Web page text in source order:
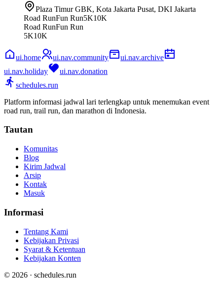
Plaza Timur GBK, Kota Jakarta Pusat, DKI Jakarta
Road RunFun Run5K10K
Road RunFun Run
5K10K
ui.home ui.nav.community
ui.nav.archive
ui.nav.holiday
ui.nav.donation
schedules.run
Platform informasi jadwal lari terlengkap untuk menemukan event
road run, trail run, dan marathon di Indonesia.
Tautan
Komunitas
Blog
Kirim Jadwal
Arsip
Kontak
Masuk
Informasi
Tentang Kami
Kebijakan Privasi
Syarat & Ketentuan
Kebijakan Konten
© 2026 · schedules.run